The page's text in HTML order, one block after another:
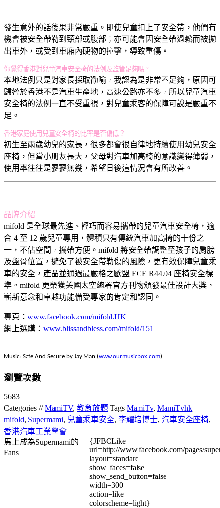
發生意外的話後果非常嚴重。即使兒童扣上了安全帶，他們有
機會被安全帶勒到頸部或腹部；亦可能會因安全帶過鬆而被拋
出車外，或受到車廂內硬物的撞擊，導致重傷。
你覺得香港對兒童汽車安全椅的法例及監管足夠嗎 ?
本地法例只是對家長採取勸喻，我認為是非常不足夠，原因可
歸咎於香港不是汽車生產地，高速公路亦不多，所以兒童汽車
安全椅的法例一直不受重視，對兒童乘客的保障可說是嚴重不
足。
香港家庭使用兒童安全椅的比率是否偏低？
初生至兩歲幼兒的家長，很多都會很自律地持續使用幼兒安全
座椅，但當小朋友長大，父母對汽車加高椅的意識變得薄弱，
使用率往往是寥寥無幾，希望日後這情況會有所改善。
品牌介紹
mifold 是全球最先進、輕巧而容易攜帶的兒童汽車安全椅，適
合 4 至 12 歲兒童專用，體積只有傳統汽車加高椅的十份之
一，不佔空間，攜帶方便。mifold 將安全帶調整至孩子的肩膀
及盤骨位置，避免了被安全帶勒傷的風險，更有效保障兒童乘
車的安全，產品並通過最嚴格之歐盟 ECE R44.04 座椅安全標
準。mifold 更榮獲美國太空總署官方刊物頒發最佳設計大獎，
嶄新意念和卓越功能備受專家的肯定和認同。
專頁： www.facebook.com/mifold.HK
網上選購： www.blissandbless.com/mifold/151
Music: Safe And Secure by Jay Man (www.ourmusicbox.com)
瀏覽次數
5683
Categories //MamiTV, 教育放題 Tags MamiTv, MamiTvhk,
mifold, Supermami, 兒童乘車安全, 李耀培博士, 汽車安全座椅,
香港汽車工業學會
馬上成為Supermami的
Fans
{JFBCLike
url=http://www.facebook.com/pages/
layout=standard
show_faces=false
show_send_button=false
width=300
action=like
colorscheme=light}